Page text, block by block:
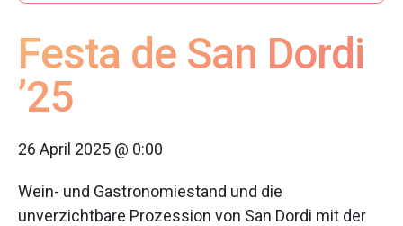
Festa de San Dordi
’25
26 April 2025 @ 0:00
Wein- und Gastronomiestand und die
unverzichtbare Prozession von San Dordi mit der